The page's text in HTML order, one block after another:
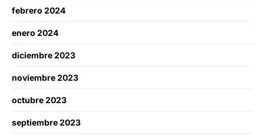
febrero 2024
enero 2024
diciembre 2023
noviembre 2023
octubre 2023
septiembre 2023